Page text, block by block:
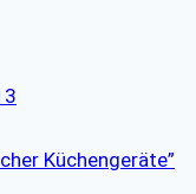
Küchengeräte”